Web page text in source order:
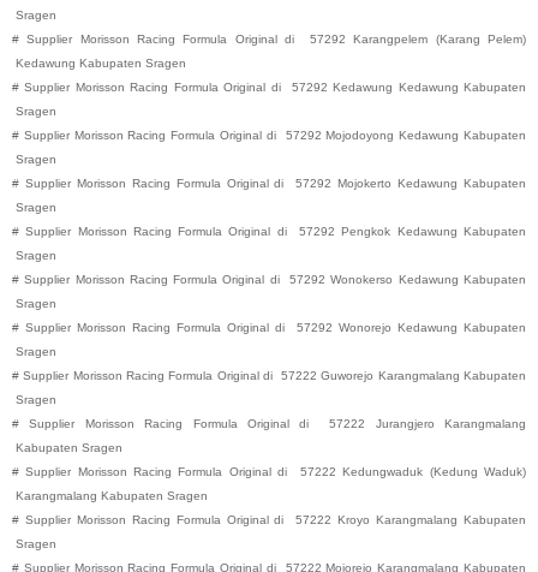
Sragen
# Supplier Morisson Racing Formula Original di 57292
Karangpelem (Karang Pelem)
Kedawung Kabupaten Sragen
# Supplier Morisson Racing Formula Original di 57292 Kedawung Kedawung Kabupaten
Sragen
# Supplier Morisson Racing Formula Original di 57292 Mojodoyong Kedawung Kabupaten
Sragen
# Supplier Morisson Racing Formula Original di 57292 Mojokerto Kedawung
Kabupaten
Sragen
# Supplier Morisson Racing Formula Original di 57292 Pengkok Kedawung
Kabupaten
Sragen
# Supplier Morisson Racing Formula Original di 57292 Wonokerso Kedawung Kabupaten
Sragen
# Supplier Morisson Racing Formula Original di 57292 Wonorejo Kedawung
Kabupaten
Sragen
# Supplier Morisson Racing Formula Original di 57222 Guworejo Karangmalang Kabupaten
Sragen
#
Supplier Morisson Racing Formula Original di 57222 Jurangjero
Karangmalang
Kabupaten Sragen
# Supplier Morisson Racing Formula Original di 57222
Kedungwaduk (Kedung Waduk)
Karangmalang Kabupaten Sragen
# Supplier Morisson Racing Formula Original di 57222 Kroyo Karangmalang
Kabupaten
Sragen
# Supplier Morisson Racing Formula Original di 57222 Mojorejo Karangmalang Kabupaten